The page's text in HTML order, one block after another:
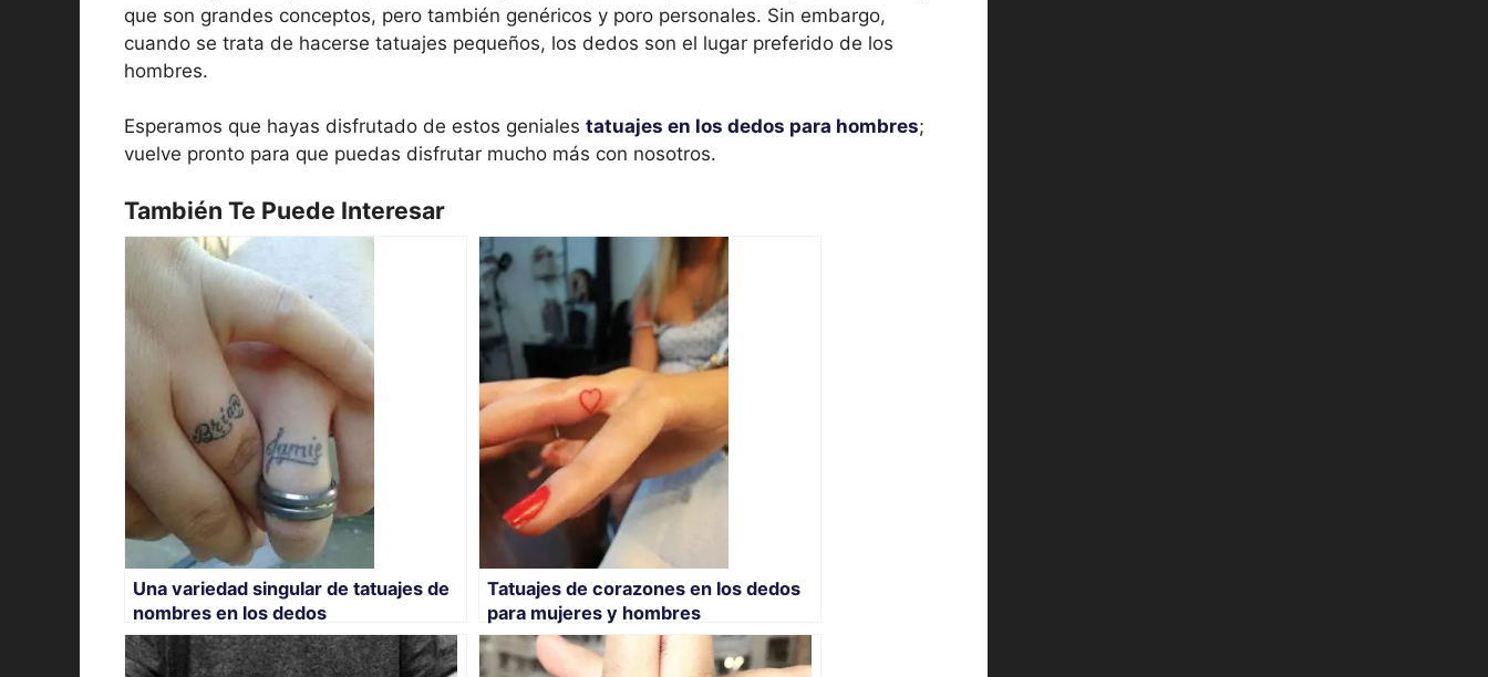
que son grandes conceptos, pero también genéricos y poro personales. Sin embargo,
cuando se trata de hacerse tatuajes pequeños, los dedos son el lugar preferido de los
hombres.
Esperamos que hayas disfrutado de estos geniales tatuajes en los dedos para hombres;
vuelve pronto para que puedas disfrutar mucho más con nosotros.
También Te Puede Interesar
Una variedad singular de tatuajes de
nombres en los dedos
Tatuajes de corazones en los dedos
para mujeres y hombres